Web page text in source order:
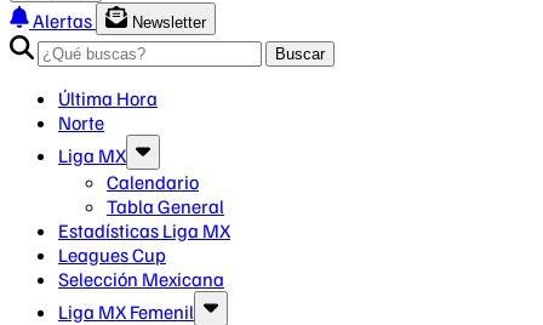
Alertas
Newsletter
Buscar
Última Hora
Norte
Liga MX
Calendario
Tabla General
Estadísticas Liga MX
Leagues Cup
Selección Mexicana
Liga MX Femenil